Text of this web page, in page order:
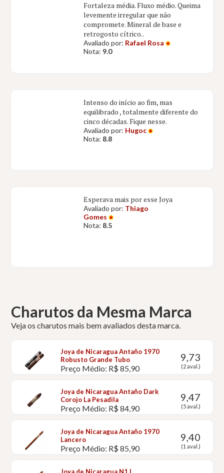
Fortaleza média. Fluxo médio. Queima
levemente irregular que não
compromete. Mineral de base e
retrogosto cítrico..
Avaliado por: Rafael Rosa
Nota: 9.0
Intenso do início ao fim, mas
equilibrado , totalmente diferente do
cinco décadas. Fique nesse.
Avaliado por: Hugoc
Nota: 8.8
Esperava mais por esse Joya
Avaliado por: Thiago
Gomes
Nota: 8.5
Charutos da Mesma Marca
Veja os charutos mais bem avaliados desta marca.
Joya de Nicaragua Antaño 1970
Robusto Grande Tubo
Preço Médio: R$ 85,90
9,73
(2 aval.)
Joya de Nicaragua Antaño Dark
Corojo La Pesadila
Preço Médio: R$ 84,90
9,47
(5 aval.)
Joya de Nicaragua Antaño 1970
Lancero
Preço Médio: R$ 85,90
9,40
(1 aval.)